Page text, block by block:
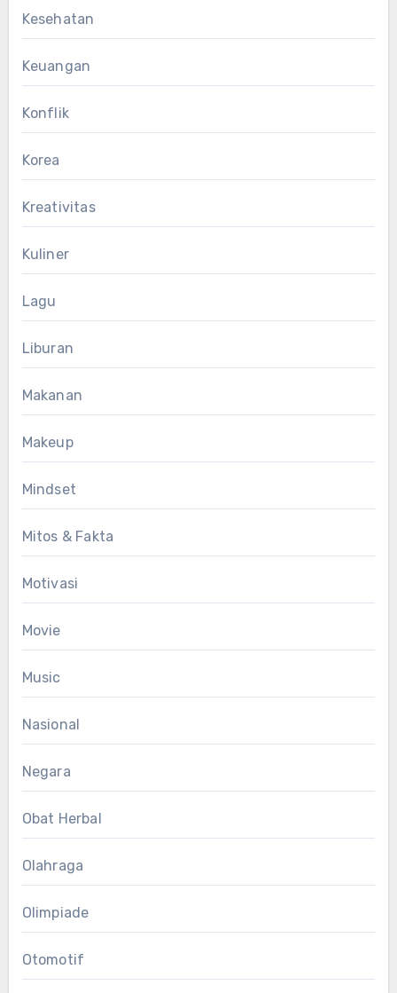
Kesehatan
Keuangan
Konflik
Korea
Kreativitas
Kuliner
Lagu
Liburan
Makanan
Makeup
Mindset
Mitos & Fakta
Motivasi
Movie
Music
Nasional
Negara
Obat Herbal
Olahraga
Olimpiade
Otomotif